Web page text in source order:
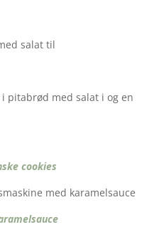
salat til
pitabrød med salat i og en
cookies